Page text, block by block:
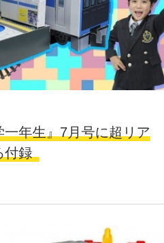
年生』7月号に超リア
付録